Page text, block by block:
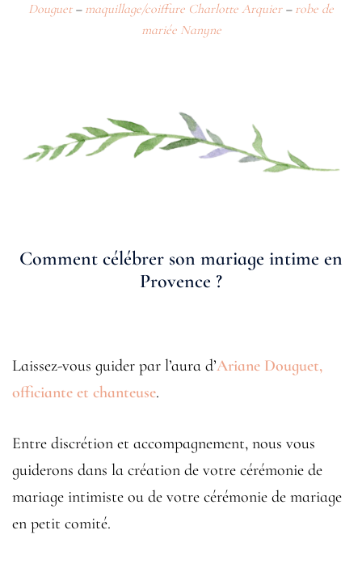
Douguet– maquillage/coiffure Charlotte Arquier – robe de
mariée Nanyne
Comment célébrer son mariage intime en
Provence ?
Laissez-vous guider par l’aura d’Ariane Douguet,
officiante et chanteuse.
Entre discrétion et accompagnement, nous vous
guiderons dans la création de votre cérémonie de
mariage intimiste ou de votre cérémonie de mariage
en petit comité.